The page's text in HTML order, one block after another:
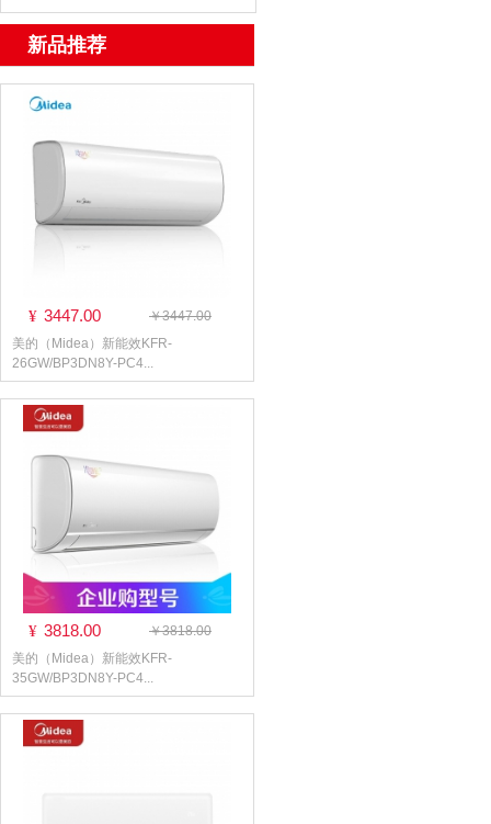
新品推荐
¥ 3447.00
￥3447.00
美的（Midea）新能效KFR-
26GW/BP3DN8Y-PC4...
¥ 3818.00
￥3818.00
美的（Midea）新能效KFR-
35GW/BP3DN8Y-PC4...